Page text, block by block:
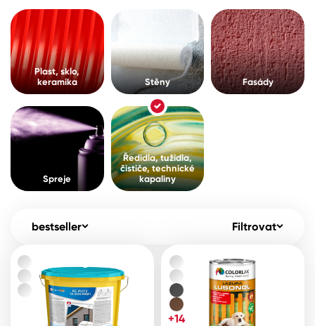
Pro akcionáře O společnosti
Kontakty
B2B +420 800 145 555
Česko
Slovensko Polsko
Fasády
Spreje
Ředidla, tužidla, čističe, technické
kapaliny
Plast, sklo,
keramika
Stěny Fasády
Spreje
Ředidla, tužidla,
čističe, technické
kapaliny
bestseller Filtrovat
+14